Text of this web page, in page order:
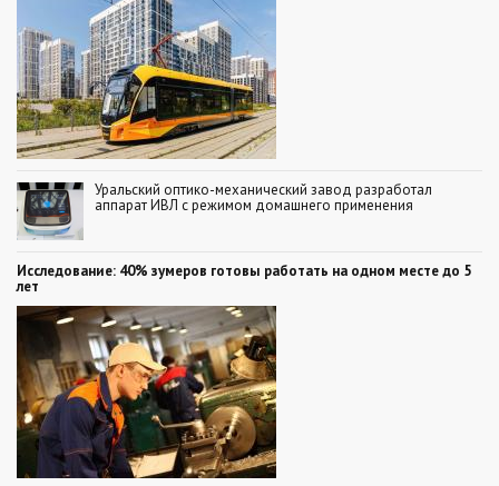
Уральский оптико-механический завод разработал
аппарат ИВЛ с режимом домашнего применения
Исследование: 40% зумеров готовы работать на одном месте до 5
лет